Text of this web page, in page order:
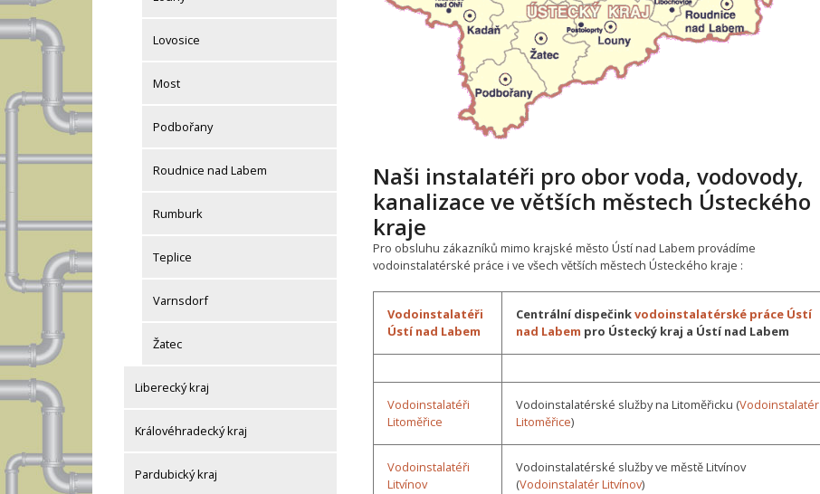
Lovosice
Most
Podbořany
Roudnice nad Labem
Rumburk
Teplice
Varnsdorf
Žatec
Liberecký kraj
Královéhradecký kraj
Pardubický kraj
Naši instalatéři pro obor voda, vodovody,
kanalizace ve větších městech Ústeckého
kraje
Pro obsluhu zákazníků mimo krajské město Ústí nad Labem provádíme
vodoinstalatérské práce i ve všech větších městech Ústeckého kraje :
Vodoinstalatéři
Ústí nad Labem
Centrální dispečinkvodoinstalatérské práce Ústí
nad Labem pro Ústecký kraj a Ústí nad Labem
Vodoinstalatéři
Litoměřice
Vodoinstalatérské služby na Litoměřicku (Vodoinstalatér
Litoměřice)
Vodoinstalatéři
Litvínov
Vodoinstalatérské služby ve městě Litvínov
(Vodoinstalatér Litvínov)